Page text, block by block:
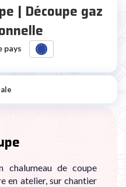
| Découpe gaz
pays
chalumeau de coupe
en atelier, sur chantier